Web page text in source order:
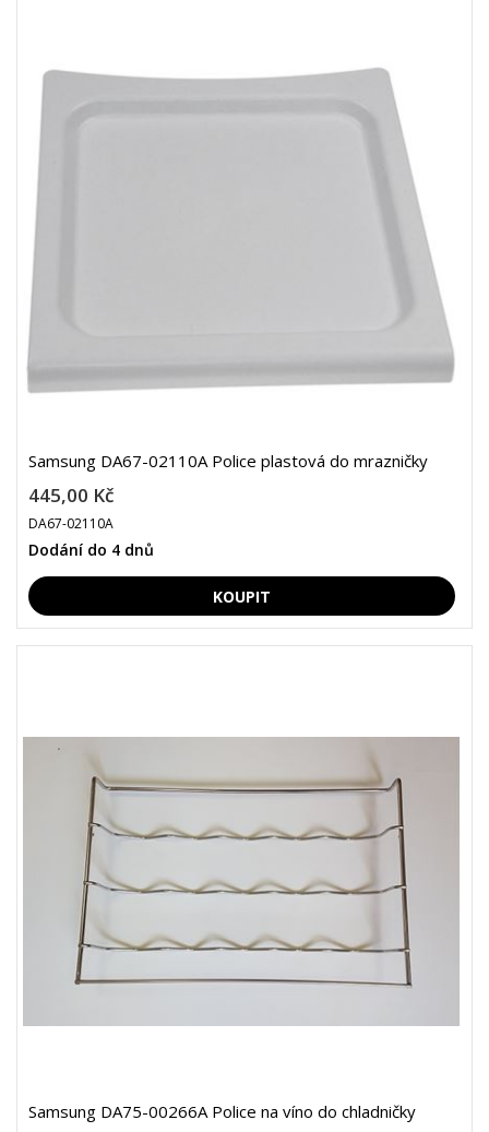
Samsung DA67-02110A Police plastová do mrazničky
445,00 Kč
DA67-02110A
Dodání do 4 dnů
Samsung DA75-00266A Police na víno do chladničky